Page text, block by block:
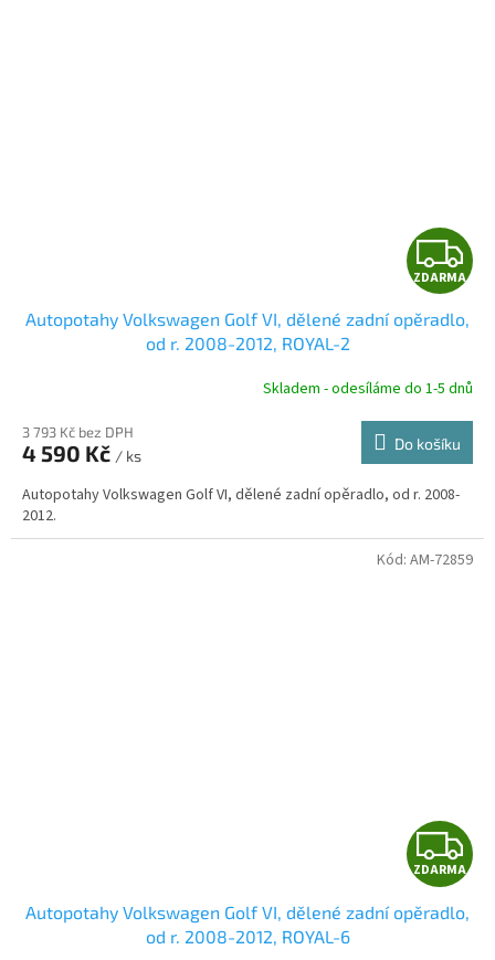
Z
D
R
ZDARMA
Autopotahy Volkswagen Golf VI, dělené zadní opěradlo,
od r. 2008-2012, ROYAL-2
Skladem - odesíláme do 1-5 dnů
3 793 Kč bez DPH
4 590 Kč / ks
Do košíku
Autopotahy Volkswagen Golf VI, dělené zadní opěradlo, od r. 2008-
2012.
Z
D
ZDARMA
Autopotahy Volkswagen Golf VI, dělené zadní opěradlo,
od r. 2008-2012, ROYAL-6
Kód: AM-72859